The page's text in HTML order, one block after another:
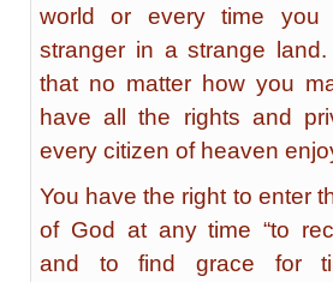
world or every time
stranger in a strange land.
that no matter how you
have all the rights and
every citizen of heaven
You have the right to enter
of God at any time “to
and to find grace for